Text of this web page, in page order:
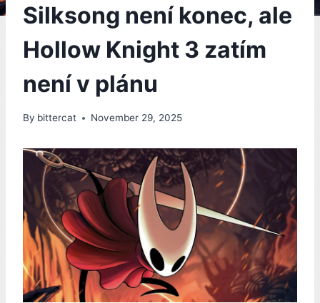
Silksong není konec, ale
Hollow Knight 3 zatím
není v plánu
By bittercat November 29, 2025